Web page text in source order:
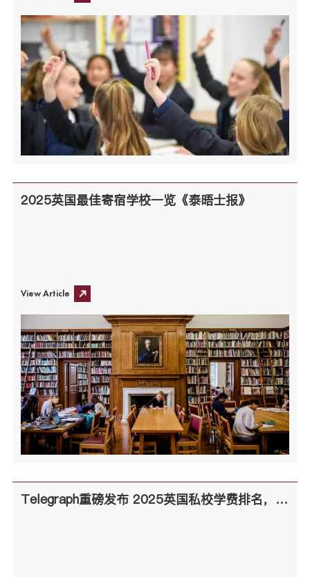
2025英国最佳寄宿学校一览《泰晤士报》
View Article
Telegraph重磅发布 2025英国私校学费排名，哪些学校物超所值？